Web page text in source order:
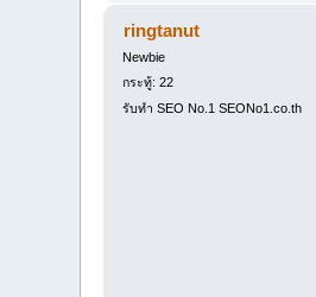
ringtanut
Newbie
กระทู้: 22
รับทำ SEO No.1 SEONo1.co.th